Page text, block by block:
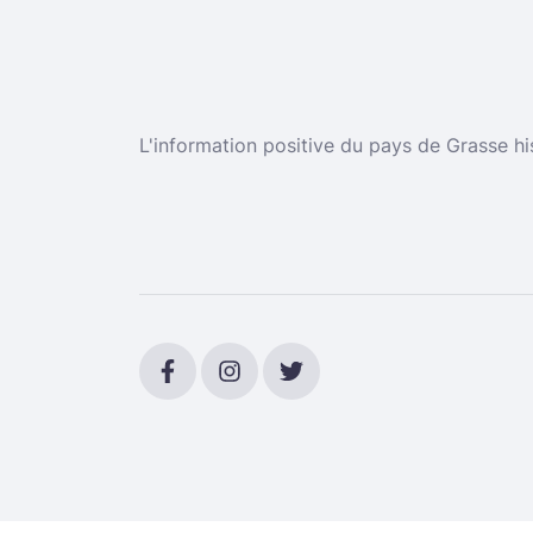
L'information positive du pays de Grasse